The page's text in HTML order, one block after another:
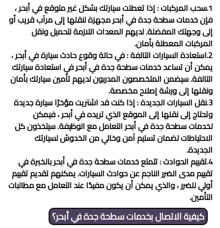
1.سحب المركبات : إذا تعطلت سيارتك بشكل غير متوقع في أبحر ،
فإن خدماتسطحة جدة في أبحرمجهزة لنقلها إلى مرآب قريب أو
إلى وجهتك المفضلة. لديهم المعدات اللازمة لتحميل ونقل
المركبات المعطلة بأمان.
2.استعادة السيارات التالفة : في حالة وقوع حادث سيارة في أبحر ،
يمكن أن تساعد خدماتسطحة جدة في أبحرفي استعادة سيارتك
التالفة. سيضمن المتخصصون المدربون لديهم تأمين سيارتك بأمان
ونقلها إلى ورشة إصلاح مخصصة.
3.نقل السيارات الجديدة : إذا كنت قد اشتريت مؤخرًا سيارة جديدة
وتحتاج إلى نقلها إلى الموقع الذي تريده في أبحر ، فيمكن
لخدماتسطحة جدة في أبحرالتعامل مع الوظيفة. سيتخذون كل
الاحتياطات لضمان تسليم آمن وخالي من الخدوش لسيارتك
الجديدة.
4.تقييم الحوادث : تتمتع خدمات
سطحة جدة في أبحربالخبرة في
تقييم مدى الضرر الناجم عن حوادث السيارات. يمكنهم تقديم تقييم
أولي للضرر ، والذي يمكن أن يكون مفيدًا عند التعامل مع مطالبات
التأمين.
كيفية الاتصال بخدماتسطحة جدة في أبحر؟